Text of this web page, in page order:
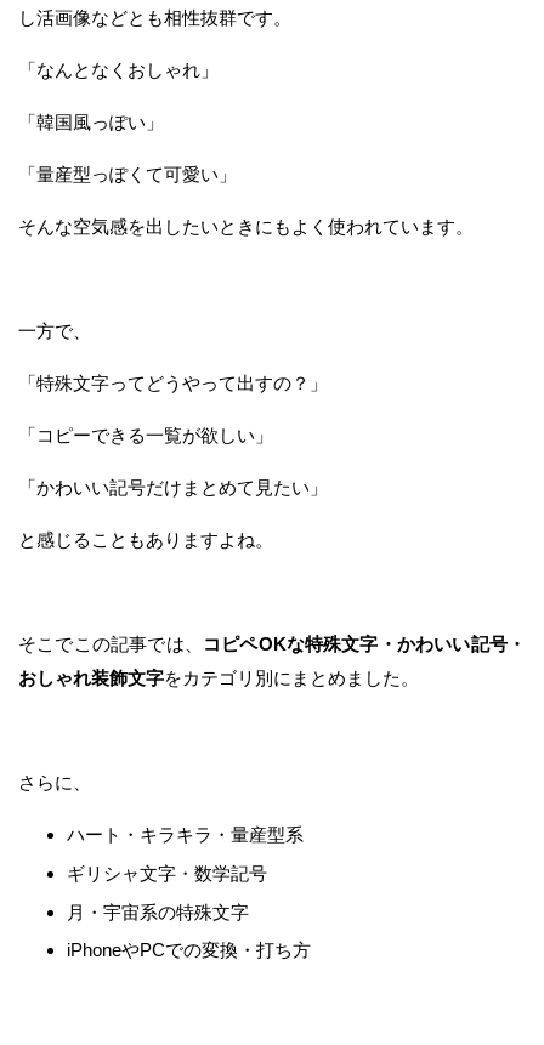
し活画像などとも相性抜群です。
「なんとなくおしゃれ」
「韓国風っぽい」
「量産型っぽくて可愛い」
そんな空気感を出したいときにもよく使われています。
一方で、
「特殊文字ってどうやって出すの？」
「コピーできる一覧が欲しい」
「かわいい記号だけまとめて見たい」
と感じることもありますよね。
そこでこの記事では、
コピペOKな特殊文字・かわいい記号・
おしゃれ装飾文字をカテゴリ別にまとめました。
さらに、
ハート・キラキラ・量産型系
ギリシャ文字・数学記号
月・宇宙系の特殊文字
iPhoneやPCでの変換・打ち方